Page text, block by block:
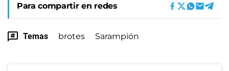
Para compartir en redes
Temas brotes Sarampión